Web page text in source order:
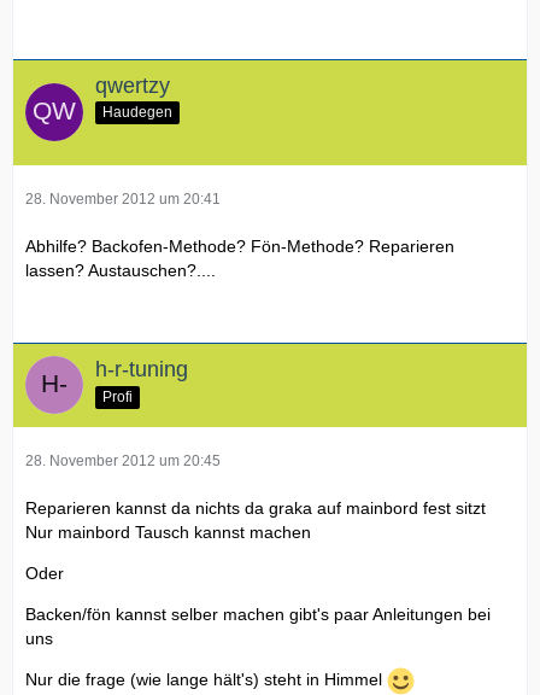
qwertzy
Haudegen
28. November 2012 um 20:41
Abhilfe? Backofen-Methode? Fön-Methode? Reparieren
lassen? Austauschen?....
h-r-tuning
Profi
28. November 2012 um 20:45
Reparieren kannst da nichts da graka auf mainbord fest sitzt
Nur mainbord Tausch kannst machen
Oder
Backen/fön kannst selber machen gibt's paar Anleitungen bei
uns
Nur die frage (wie lange hält's) steht in Himmel